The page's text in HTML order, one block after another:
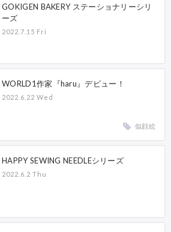
GOKIGEN BAKERY ステーショナリーシリ
ーズ
2022.7.15 Fri
WORLD1作家『haru』デビュー！
2022.6.22 Wed
似顔絵
HAPPY SEWING NEEDLEシリーズ
2022.6.2 Thu